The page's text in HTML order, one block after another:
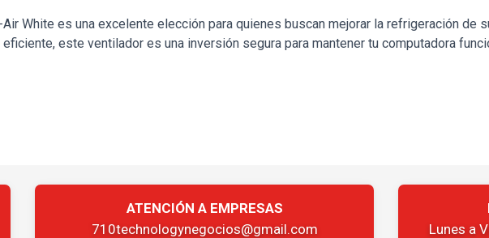
Air White es una excelente elección para quienes buscan mejorar la refrigeración
este ventilador es una inversión segura para mantener tu computadora
ATENCIÓN A EMPRESAS
710technologynegocios@gmail.com
Lunes a